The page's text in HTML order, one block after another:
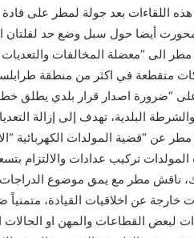
اللقاءات بعد جولة لمطر على
أيضا حول سبل وضع حد لفلتان
الى “معضلة المخالفات
متقطعة في اكثر من منطقة
“ضرورة اصدار قرار بلدي يطلق خطة
والشرطة البلدية، تهدف إلى إزالة
عن “قضية المولدات الكهربائية
تركيب عدادات والالتزام
ناقش مطر مع يمق موضوع الدراجات
خارجة عن اخلاقيات القيادة، متمنياً
لبعض القطاعات والمهن او